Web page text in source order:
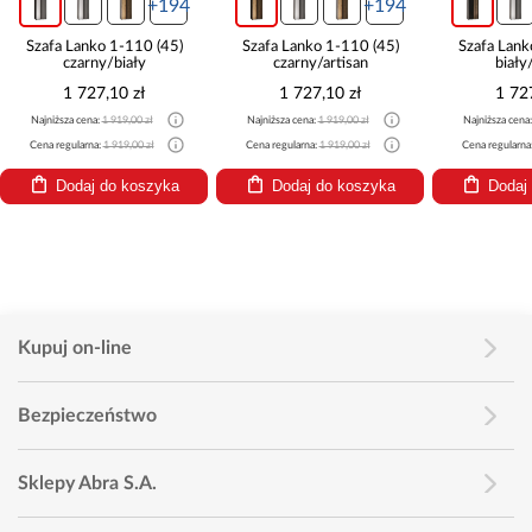
+194
Szafa Lanko 1-110 (45)
czarny/artisan
1 727,10 zł
Najniższa cena:1 919,00 zł
Cena regularna:1 919,00 zł
Dodaj do koszyka
+194
Szafa Lanko 1-110 (45)
biały/czarny
1 727,10 zł
Najniższa cena:1 919,00 zł
Cena regularna:1 919,00 zł
Dodaj do koszyka
Szafa
1
Najniższa
Cena
Kupuj on-line
Bezpieczeństwo
Sklepy Abra S.A.